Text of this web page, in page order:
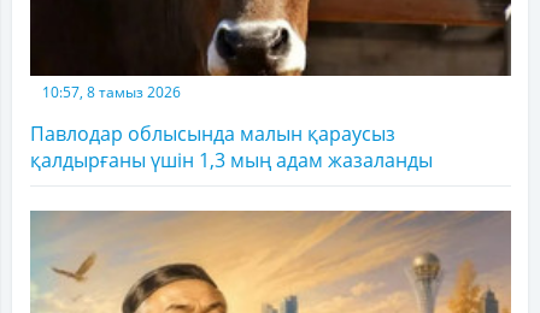
10:57, 8 тамыз 2026
Павлодар облысында малын қараусыз
қалдырғаны үшін 1,3 мың адам жазаланды